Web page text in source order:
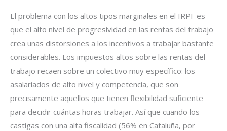
El problema con los altos tipos marginales en el IRPF es
que el alto nivel de progresividad en las rentas del trabajo
crea unas distorsiones a los incentivos a trabajar bastante
considerables. Los impuestos altos sobre las rentas del
trabajo recaen sobre un colectivo muy específico: los
asalariados de alto nivel y competencia, que son
precisamente aquellos que tienen flexibilidad suficiente
para decidir cuántas horas trabajar. Así que cuando los
castigas con una alta fiscalidad (56% en Cataluña, por